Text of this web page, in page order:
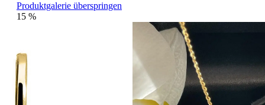
Produktgalerie überspringen
15 %